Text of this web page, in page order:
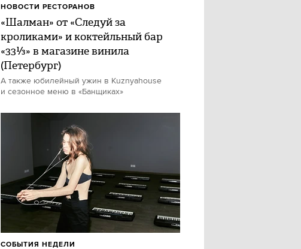
«Шалман» от «Следуй за
кроликами» и коктейльный бар
«33⅓» в магазине винила
(Петербург)
А также юбилейный ужин в Kuznyahouse
и сезонное меню в «Банщиках»
НОВОСТИ РЕСТОРАНОВ
СОБЫТИЯ НЕДЕЛИ